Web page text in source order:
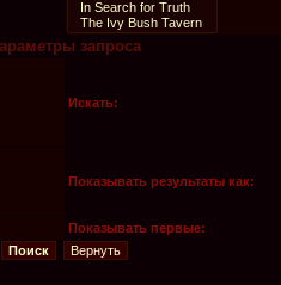
запроса
Искать:
Показывать результаты как:
Показывать первые: